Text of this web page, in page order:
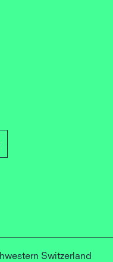
Switzerland